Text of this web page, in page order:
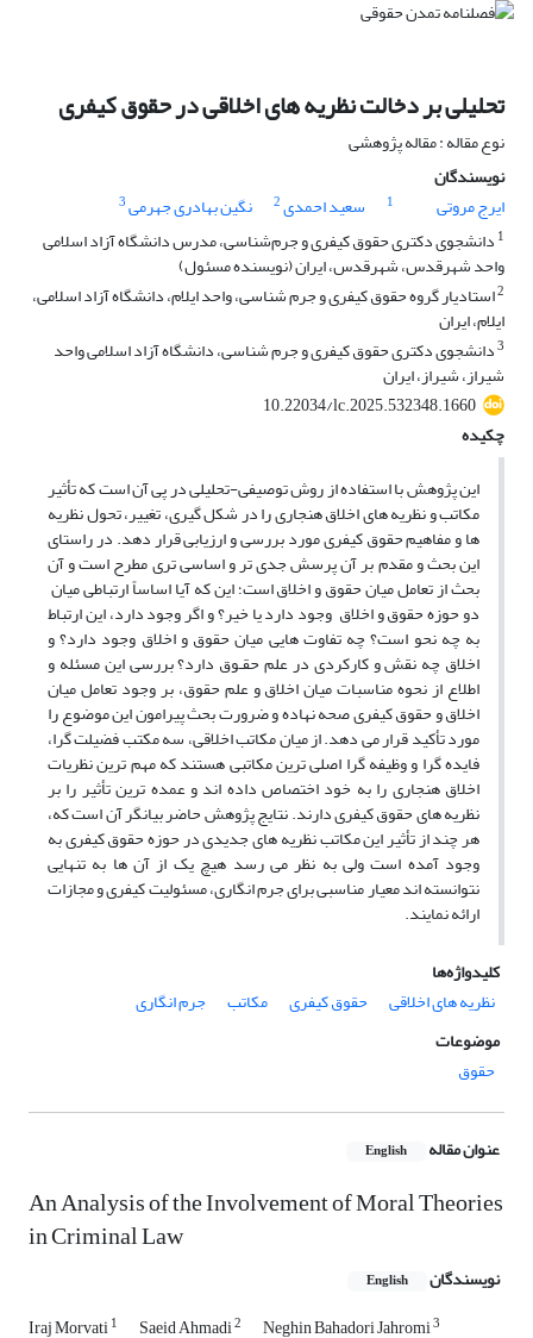
تحلیلی بر دخالت نظریه های اخلاقی در حقوق کیفری
نوع مقاله : مقاله پژوهشی
نویسندگان
ایرج مروتی
1 سعید احمدی2 نگین بهادری جهرمی3
1 دانشجوی دکتری حقوق کیفری و جرم‌شناسی، مدرس دانشگاه آزاد اسلامی
واحد شهرقدس، شهرقدس، ایران (نویسنده مسئول)
2استادیار گروه حقوق کیفری و جرم شناسی، واحد ایلام، دانشگاه آزاد اسلامی،
ایلام، ایران
3دانشجوی دکتری حقوق کیفری و جرم شناسی، دانشگاه آزاد اسلامی واحد
شیراز، شیراز، ایران
10.22034/lc.2025.532348.1660
چکیده
این پژوهش با استفاده از روش توصیفی-تحلیلی در پی آن است که تأثیر
مکاتب و نظریه های اخلاق هنجاری را در شکل گیری، تغییر، تحول نظریه
ها و مفاهیم حقوق کیفری مورد بررسی و ارزیابی قرار دهد. در راستای
این بحث و مقدم بر آن پرسش جدی تر و اساسی تری مطرح است و آن
بحث از تعامل میان حقوق و اخلاق است؛ این که آیا اساساً ارتباطی میان
دو حوزه حقوق و اخلاق وجود دارد یا خیر؟ و اگر وجود دارد، این ارتباط
به چه نحو است؟ چه تفاوت هایی میان حقوق و اخلاق وجود دارد؟ و
اخلاق چه نقش و کارکردی در علم حقـوق دارد؟ بررسی این مسئله و
اطلاع از نحوه مناسبات میان اخلاق و علم حقوق، بر وجود تعامل میان
اخلاق و حقوق کیفری صحه نهاده و ضرورت بحث پیرامون این موضوع را
مورد تأکید قرار می دهد. از میان مکاتب اخلاقی، سه مکتب فضیلت گرا،
فایده گرا و وظیفه گرا اصلی ترین مکاتبی هستند که مهم ترین نظریات
اخلاق هنجاری را به خود اختصاص داده اند و عمده ترین تأثیر را بر
نظریه های حقوق کیفری دارند. نتایج پژوهش حاضر بیانگر آن است که،
هر چند از تأثیر این مکاتب نظریه های جدیدی در حوزه حقوق کیفری به
وجود آمده است ولی به نظر می رسد هیچ یک از آن ها به تنهایی
نتوانسته اند معیار مناسبی برای جرم انگاری، مسئولیت کیفری و مجازات
ارائه نمایند.
کلیدواژه‌ها
نظریه های اخلاقی
حقوق کیفری مکاتب
جرم انگاری
موضوعات
حقوق
عنوان مقاله English
An Analysis of the Involvement of Moral Theories
in Criminal Law
نویسندگان English
Iraj Morvati1 Saeid Ahmadi2 Neghin Bahadori Jahromi3